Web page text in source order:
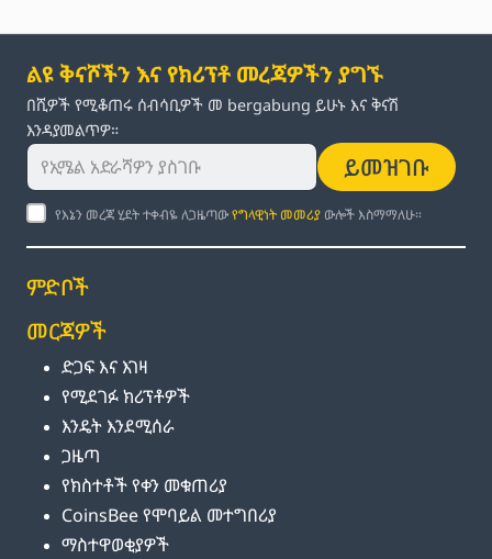
ልዩ ቅናሾችን እና የክሪፕቶ መረጃዎችን ያግኙ
በሺዎች የሚቆጠሩ ሰብሳቢዎች መ bergabung ይሁኑ እና ቅናሽ
እንዳያመልጥዎ።
ይመዝገቡ
የእኔን መረጃ ሂደት ተቀብዬ ለጋዜጣውየግላዊነት መመሪያ ውሎች እስማማለሁ።
ምድቦች
መርጃዎች
ድጋፍ እና እገዛ
የሚደገፉ ክሪፕቶዎች
እንዴት እንደሚሰራ
ጋዜጣ
የክስተቶች የቀን መቁጠሪያ
CoinsBee የሞባይል መተግበሪያ
ማስተዋወቂያዎች